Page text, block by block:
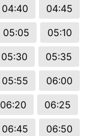
04:40
04:45
05:05
05:10
05:30
05:35
05:55
06:00
06:20
06:25
06:45
06:50